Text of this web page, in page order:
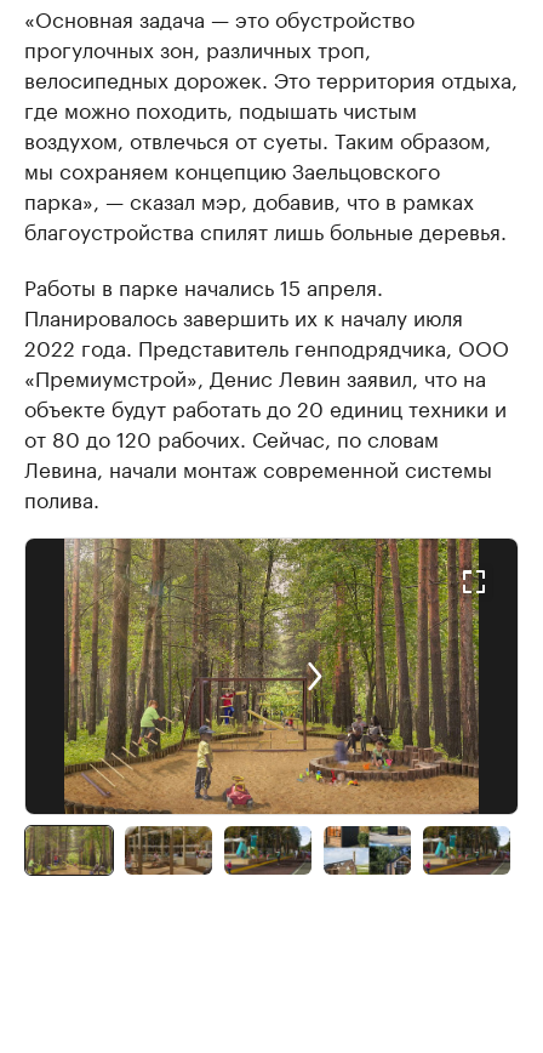
«Основная задача — это обустройство
прогулочных зон, различных троп,
велосипедных дорожек. Это территория отдыха,
где можно походить, подышать чистым
воздухом, отвлечься от суеты. Таким образом,
мы сохраняем концепцию Заельцовского
парка», — сказал мэр, добавив, что в рамках
благоустройства спилят лишь больные деревья.
Работы в парке начались 15 апреля.
Планировалось завершить их к началу июля
2022 года. Представитель генподрядчика, ООО
«Премиумстрой», Денис Левин заявил, что на
объекте будут работать до 20 единиц техники и
от 80 до 120 рабочих. Сейчас, по словам
Левина, начали монтаж современной системы
полива.